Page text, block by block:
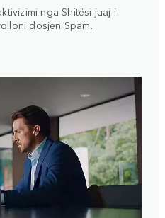
nga Shitësi juaj i
dosjen Spam.